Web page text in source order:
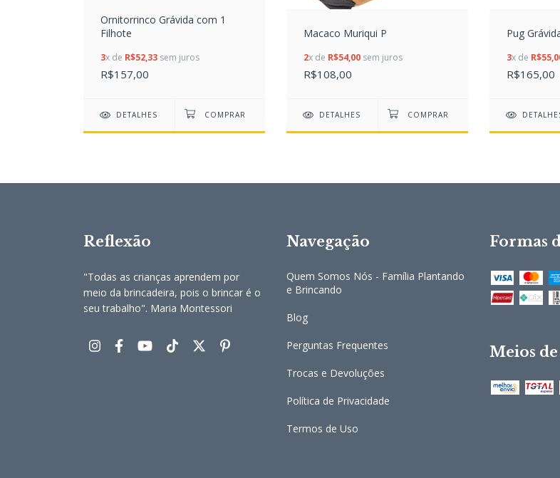
Ornitorrinco Grávida com 1
Filhote
3x de R$52,33 sem juros
R$157,00
DETALHES
Macaco Muriqui P
2x de R$54,00 sem juros
R$108,00
DETALHES
Pug
3x de
R$165,00
Reflexão
"Todas as crianças aprendem por
meio da brincadeira, pois o brincar é o
seu trabalho". Maria Montessori
Navegação
Quem Somos Nós - Família Plantando
e Brincando
Blog
Perguntas Frequentes
Trocas e Devoluções
Política de Privacidade
Termos de Uso
Formas
Meios